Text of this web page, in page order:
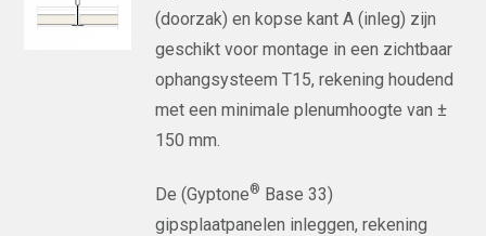
(doorzak) en kopse kant A (inleg) zijn
geschikt voor montage in een zichtbaar
ophangsysteem T15, rekening houdend
met een minimale plenumhoogte van ±
150 mm.
De (Gyptone® Base 33)
gipsplaatpanelen inleggen, rekening